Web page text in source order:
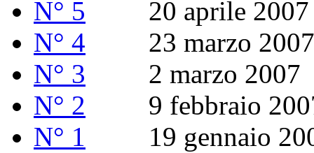
N° 5 20 aprile 2007
N° 4 23 marzo 2007
N° 3 2 marzo 2007
N° 2 9 febbraio
N° 1 19 gennaio